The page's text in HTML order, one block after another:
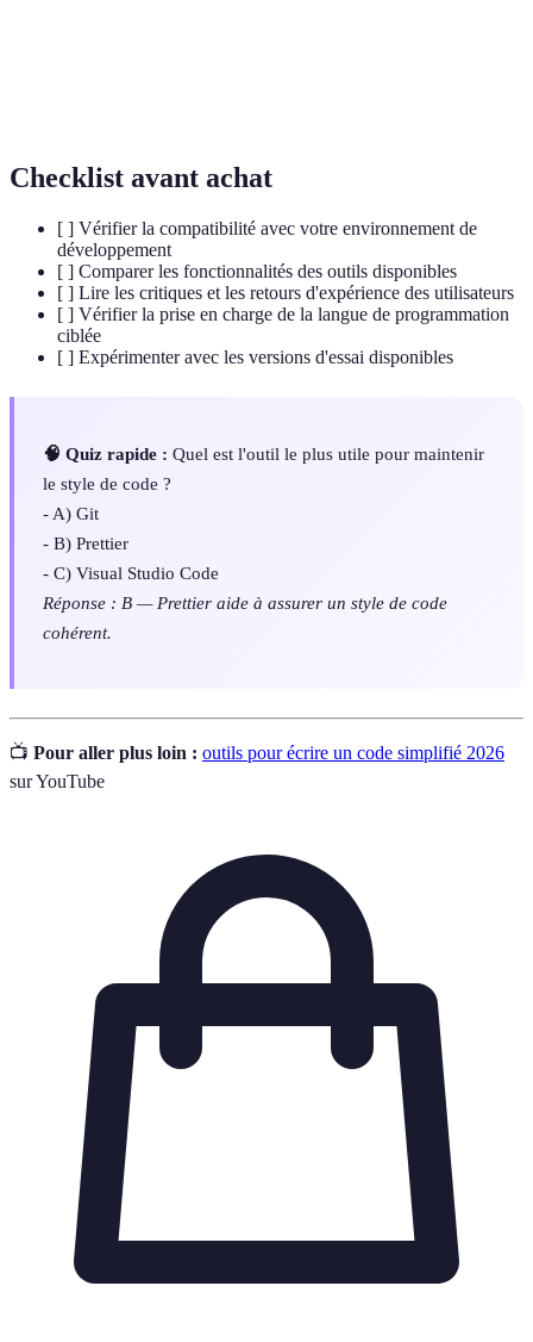
Checklist avant achat
[ ] Vérifier la compatibilité avec votre environnement de
développement
[ ] Comparer les fonctionnalités des outils disponibles
[ ] Lire les critiques et les retours d'expérience des utilisateurs
[ ] Vérifier la prise en charge de la langue de programmation
ciblée
[ ] Expérimenter avec les versions d'essai disponibles
🧠 Quiz rapide : Quel est l'outil le plus utile pour maintenir
le style de code ?
- A) Git
- B) Prettier
- C) Visual Studio Code
Réponse : B — Prettier aide à assurer un style de code
cohérent.
📺 Pour aller plus loin : outils pour écrire un code simplifié 2026
sur YouTube